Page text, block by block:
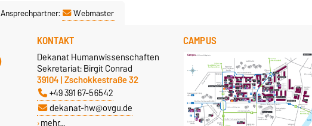
Ansprechpartner: Webmaster
KONTAKT
Dekanat Humanwissenschaften
Sekretariat: Birgit Conrad
39104 | Zschokkestraße 32
+49 391 67-56542
dekanat-hw@ovgu.de
mehr…
CAMPUS